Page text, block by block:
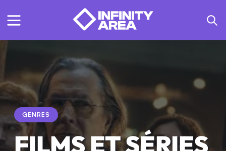
GENRES
FILMS ET SÉRIES